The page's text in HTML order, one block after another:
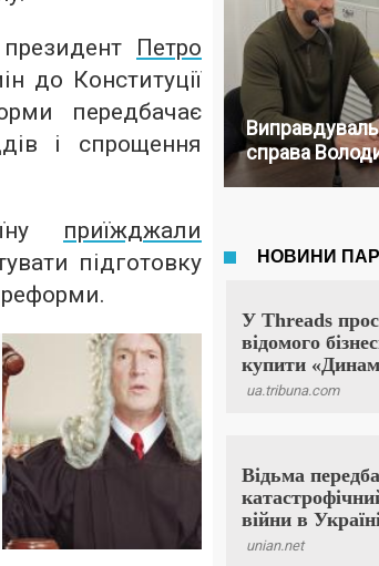
Петро
до Конституції
передбачає
і спрощення
приїжджали
підготовку
реформи.
справа